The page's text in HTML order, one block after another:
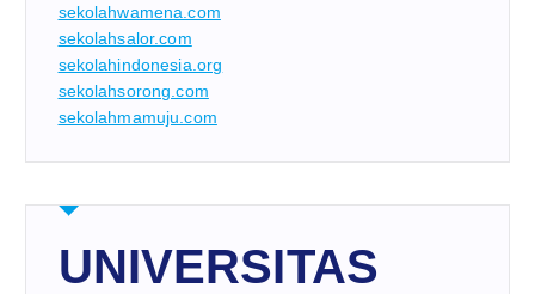
sekolahwamena.com
sekolahsalor.com
sekolahindonesia.org
sekolahsorong.com
sekolahmamuju.com
UNIVERSITAS